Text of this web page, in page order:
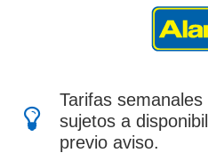
Tarifas
sujetos a
previo aviso.